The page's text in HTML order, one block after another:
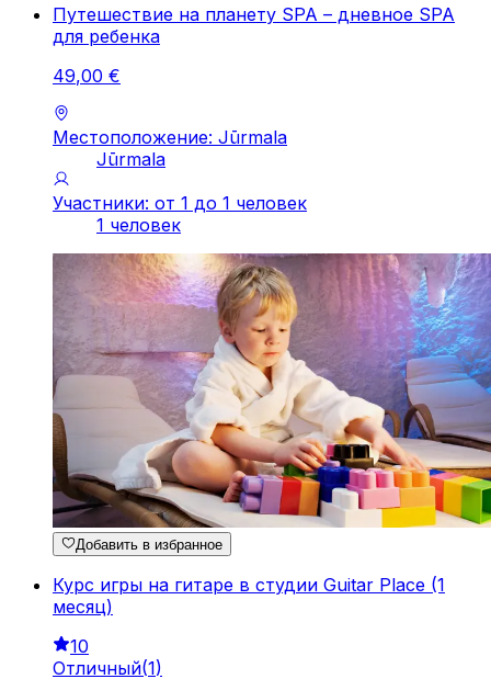
Путешествие на планету SPA – дневное SPA
для ребенка
49,00 €
Местоположение: Jūrmala
Jūrmala
Участники: от 1 до 1 человек
1 человек
Добавить в избранное
Курс игры на гитаре в студии Guitar Place (1
месяц)
10
Отличный(1)